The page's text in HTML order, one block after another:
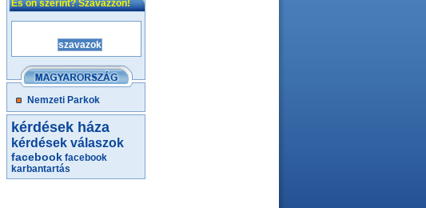
És ön szerint? Szavazzon!
Nemzeti Parkok
kérdések háza
kérdések válaszok
facebook facebook
karbantartás